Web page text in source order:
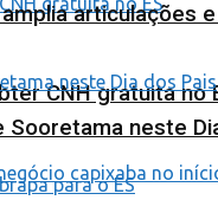
CNH gratuita no
articulações
neste